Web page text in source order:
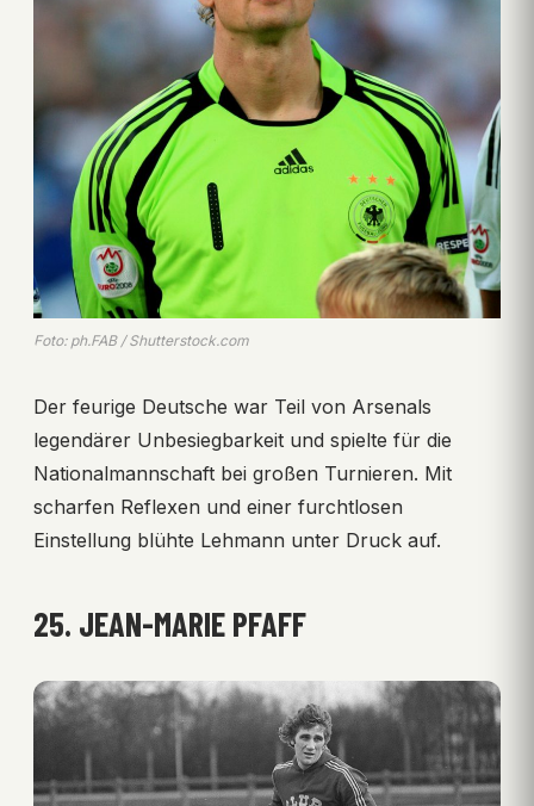
Foto: ph.FAB / Shutterstock.com
Der feurige Deutsche war Teil von Arsenals
legendärer Unbesiegbarkeit und spielte für die
Nationalmannschaft bei großen Turnieren. Mit
scharfen Reflexen und einer furchtlosen
Einstellung blühte Lehmann unter Druck auf.
25. JEAN-MARIE PFAFF